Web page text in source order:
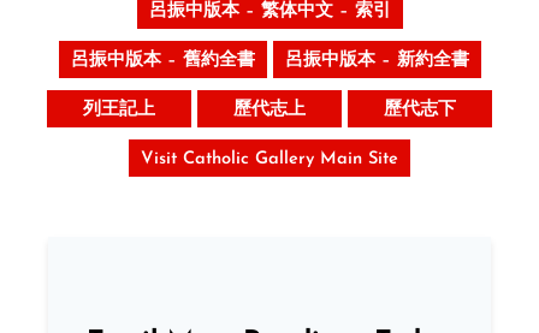
呂振中版本 – 繁体中文 – 索引
呂振中版本 – 舊約全書 呂振中版本 – 新約全書
列王記上 歷代志上 歷代志下
Visit Catholic Gallery Main Site